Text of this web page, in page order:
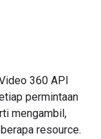
360 API
permintaan
mengambil,
resource.